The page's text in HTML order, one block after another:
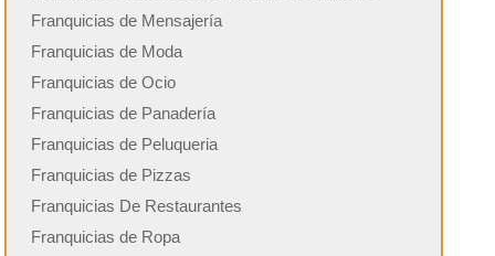
Franquicias de Mensajería
Franquicias de Moda
Franquicias de Ocio
Franquicias de Panadería
Franquicias de Peluqueria
Franquicias de Pizzas
Franquicias De Restaurantes
Franquicias de Ropa